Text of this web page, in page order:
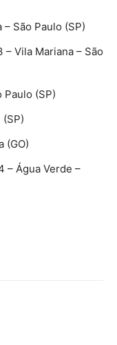
São Paulo (SP)
– Vila Mariana – São
Paulo (SP)
(GO)
– Água Verde –